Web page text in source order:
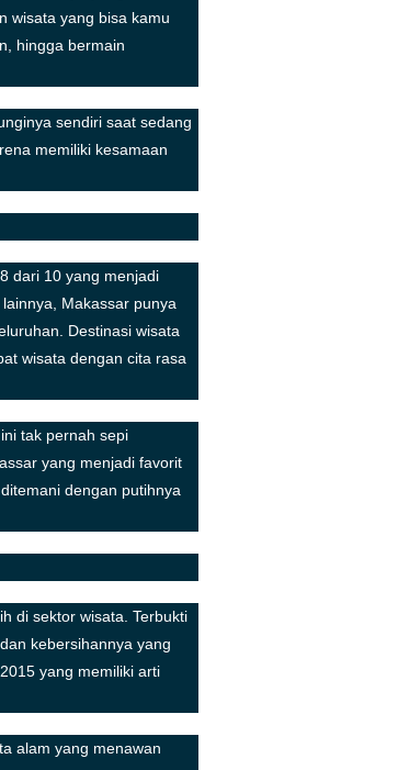
wisata yang bisa kamu
hingga bermain
sendiri saat sedang
memiliki kesamaan
dari 10 yang menjadi
Makassar punya
Destinasi wisata
wisata dengan cita rasa
tak pernah sepi
yang menjadi favorit
dengan putihnya
di sektor wisata. Terbukti
kebersihannya yang
yang memiliki arti
alam yang menawan